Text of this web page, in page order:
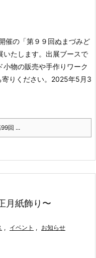
催の「第９９回ぬまづみど
たします。 出展ブースで
小物の販売や手作りワーク
りください。 2025年5月3
回 ...
月紙飾り〜
, イベント , お知らせ